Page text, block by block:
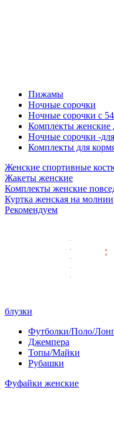
Пижамы
Ночные сорочки
Ночные сорочки с
Комплекты женские
Ночные сорочки -
Комплекты для
Женские спортивные
Жакеты женские
Комплекты женские
Куртка женская на молнии
Рекомендуем
блузки
Футболки/Поло/
Джемпера
Топы/Майки
Рубашки
Фуфайки женские